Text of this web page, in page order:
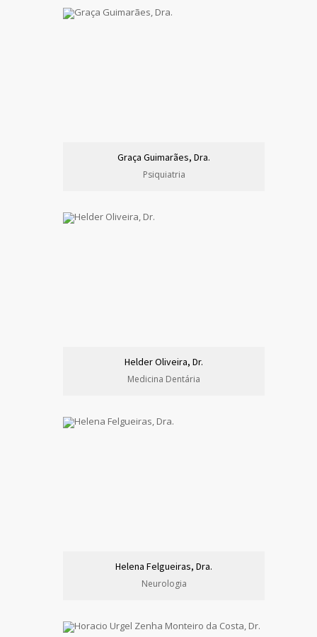
Graça Guimarães, Dra.
Psiquiatria
Helder Oliveira, Dr.
Medicina Dentária
Helena Felgueiras, Dra.
Neurologia